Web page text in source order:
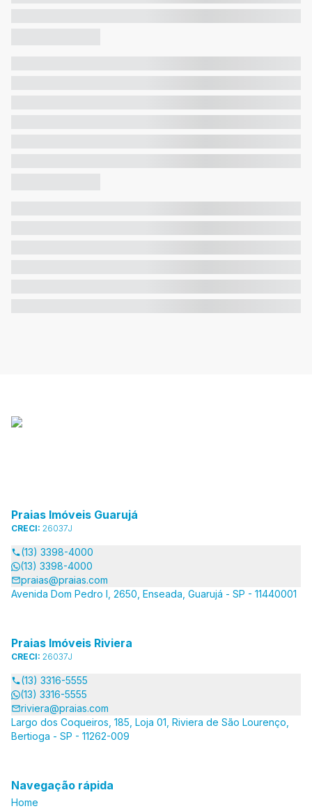
Praias Imóveis Guarujá
CRECI: 26037J
(13) 3398-4000
(13) 3398-4000
praias@praias.com
Avenida Dom Pedro I, 2650, Enseada, Guarujá - SP - 11440001
Praias Imóveis Riviera
CRECI: 26037J
(13) 3316-5555
(13) 3316-5555
riviera@praias.com
Largo dos Coqueiros, 185, Loja 01, Riviera de São Lourenço,
Bertioga - SP - 11262-009
Navegação rápida
Home